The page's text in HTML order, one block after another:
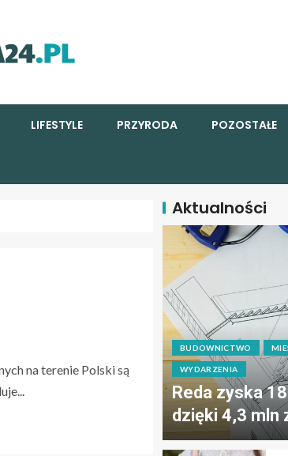
LIFESTYLE PRZYRODA POZOSTAŁE
na terenie Polski są
Aktualności
BUDOWNICTWO
WYDARZENIA
Reda zyska
dzięki 4,3 mln